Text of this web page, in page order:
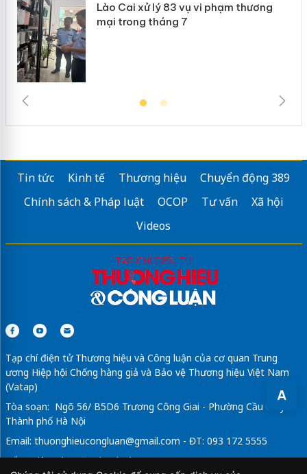
A
Lào Cai xử lý 83 vụ vi phạm thương
mại trong tháng 7
Tin tức Kinh tế Thương hiệu
Chuyển động 389
Chính sách & Pháp luật
OCOP Tư vấn
Xã hội
Videos
Tạp chí điện tử Thương hiệu và Công luận của cơ quan Trung
ương Hiệp hội Chống hàng giả và Bảo vệ Thương hiệu Việt Nam
(Vatap)
Tòa soạn: Ngõ 56/ B5D6 Trương Công Giai - Phường Cầu Giấy -
Thành phố Hà Nội
Email: thuonghieucongluan@gmail.com - ĐT: 093 172 5555
Tổng Biên Tập: Vũ Đức Thuận